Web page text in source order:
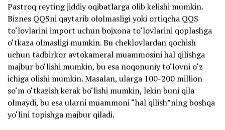
Pastroq reyting jiddiy oqibatlarga olib kelishi mumkin.
Biznes QQSni qaytarib ololmasligi yoki ortiqcha QQS
to‘lovlarini import uchun bojxona to‘lovlarini qoplashga
o‘tkaza olmasligi mumkin. Bu cheklovlardan qochish
uchun tadbirkor avtokameral muammosini hal qilishga
majbur bo‘lishi mumkin, bu esa noqonuniy to‘lovni o‘z
ichiga olishi mumkin. Masalan, ularga 100-200 million
so‘m o‘tkazish kerak bo‘lishi mumkin, lekin buni qila
olmaydi, bu esa ularni muammoni “hal qilish”ning boshqa
yo‘lini topishga majbur qiladi.